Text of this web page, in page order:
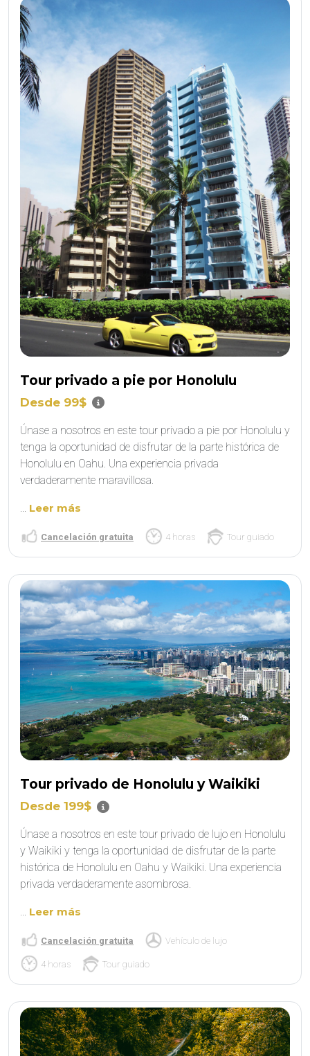
Tour privado a pie por Honolulu
Desde 99$
Únase a nosotros en este tour privado a pie por Honolulu y
tenga la oportunidad de disfrutar de la parte histórica de
Honolulu en Oahu. Una experiencia privada
verdaderamente maravillosa.
... Leer más
Cancelación gratuita 4 horas Tour guiado
Tour privado de Honolulu y Waikiki
Desde 199$
Únase a nosotros en este tour privado de lujo en Honolulu
y Waikiki y tenga la oportunidad de disfrutar de la parte
histórica de Honolulu en Oahu y Waikiki. Una experiencia
privada verdaderamente asombrosa.
... Leer más
Cancelación gratuita Vehículo de lujo
4 horas Tour guiado